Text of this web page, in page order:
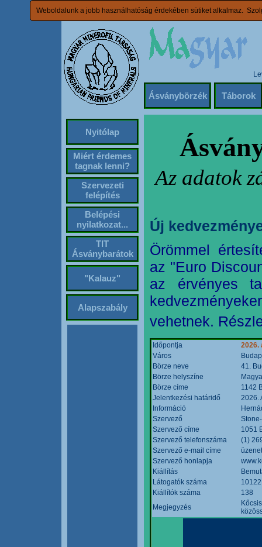
Weboldalunk a jobb használhatóság érdekében sütiket alkalmaz.
Ásványbörzék Táborok
Nyitólap
Miért érdemes
tagnak lenni?
Szervezeti
felépítés
Belépési
nyilatkozat...
TIT
Ásványbarátok
"Kalauz"
Alapszabály
Az adatok
Új
Örömmel
az "Euro
az érvényes
vehetnek.
Időpontja
2026.
Város
Börze neve
41.
Börze helyszíne
Börze címe
1142
Jelentkezési határidő
2026.
Információ
Szervező
Szervező címe
1051
Szervező telefonszáma
(1)
Szervező e-mail címe
Szervező honlapja
Kiállítás
Látogatók száma
10122
Kiállítók száma
138
Megjegyzés